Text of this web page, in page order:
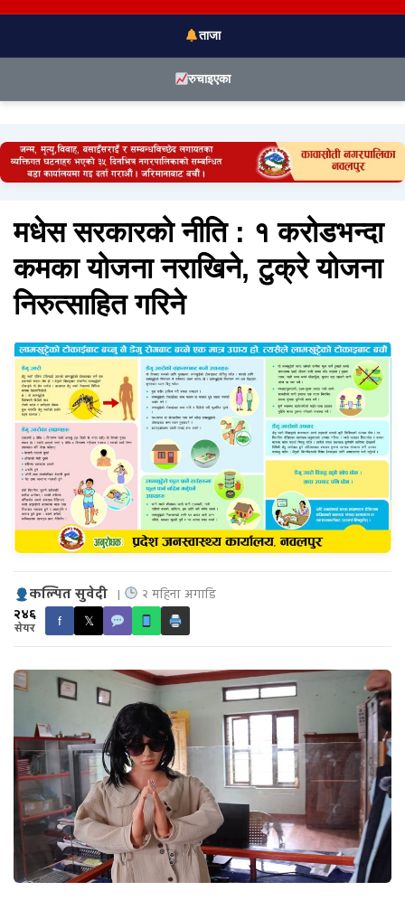
ताजा
रुचाइएका
मधेस सरकारको नीति : १ करोडभन्दा
कमका योजना नराखिने, टुक्रे योजना
निरुत्साहित गरिने
कल्पित सुवेदी | २ महिना अगाडि
२४६
सेयर
f 𝕏